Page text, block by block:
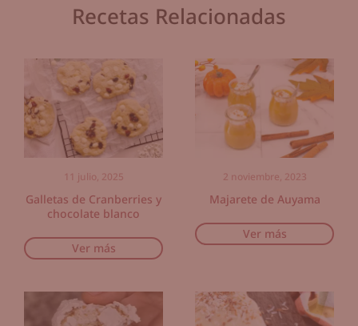
Recetas Relacionadas
11 julio, 2025
Galletas de Cranberries y
chocolate blanco
Ver más
2 noviembre, 2023
Majarete de Auyama
Ver más